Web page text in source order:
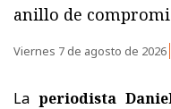
anillo de
Viernes 7 de agosto de 2026
Laperiodista